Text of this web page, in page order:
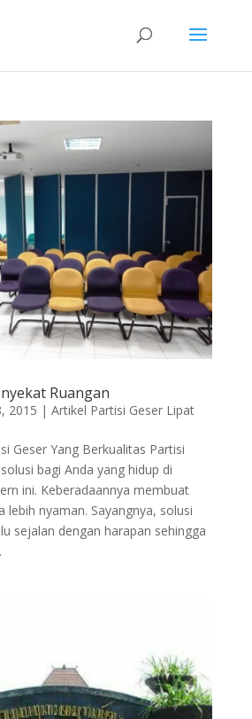
Ruangan
2015 | Artikel Partisi Geser Lipat
Geser Yang Berkualitas Partisi
bagi Anda yang hidup di
ini. Keberadaannya membuat
lebih nyaman. Sayangnya, solusi
sejalan dengan harapan sehingga